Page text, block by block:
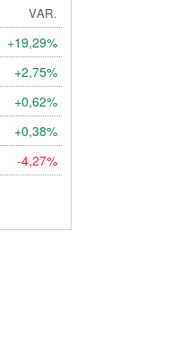
VAR.
+19,29%
+2,75%
+0,62%
+0,38%
-4,27%